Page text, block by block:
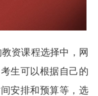
资课程选择中，网
生可以根据自己的
安排和预算等，选